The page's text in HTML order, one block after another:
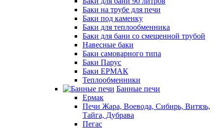
Баки на трубе для печи
Баки под каменку
Баки для теплообменника
Баки для бани со смещенной трубой
Навесные баки
Баки самоварного типа
Баки Парус
Баки ЕРМАК
Теплообменники
Банные печи
Ермак
Печи Жара, Воевода, Сибирь, Витязь,
Тайга, Дубрава
Пегас